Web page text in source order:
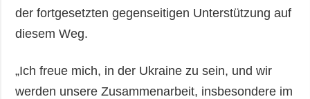
der fortgesetzten gegenseitigen Unterstützung auf
diesem Weg.
„Ich freue mich, in der Ukraine zu sein, und wir
werden unsere Zusammenarbeit, insbesondere im